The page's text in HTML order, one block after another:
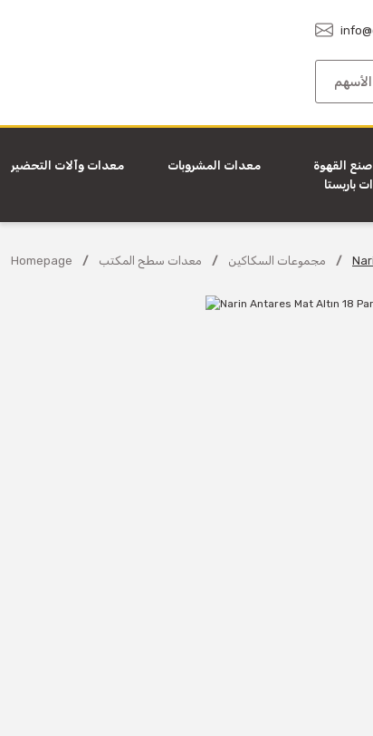
معدات وآلات التحضير معدات المشروبات
صنع القهوة
باريستا
Homepage معدات سطح المكتب مجموعات السكاكين